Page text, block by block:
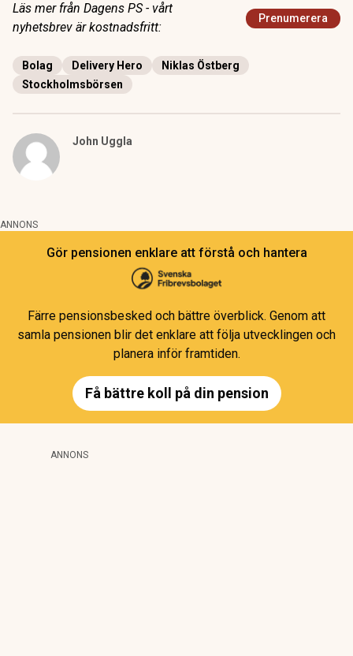
Läs mer från Dagens PS - vårt
nyhetsbrev är kostnadsfritt:
Prenumerera
Bolag Delivery Hero
Niklas Östberg
Stockholmsbörsen
John Uggla
ANNONS
Gör pensionen enklare att förstå och hantera
Färre pensionsbesked och bättre överblick. Genom att
samla pensionen blir det enklare att följa utvecklingen och
planera inför framtiden.
Få bättre koll på din pension
ANNONS